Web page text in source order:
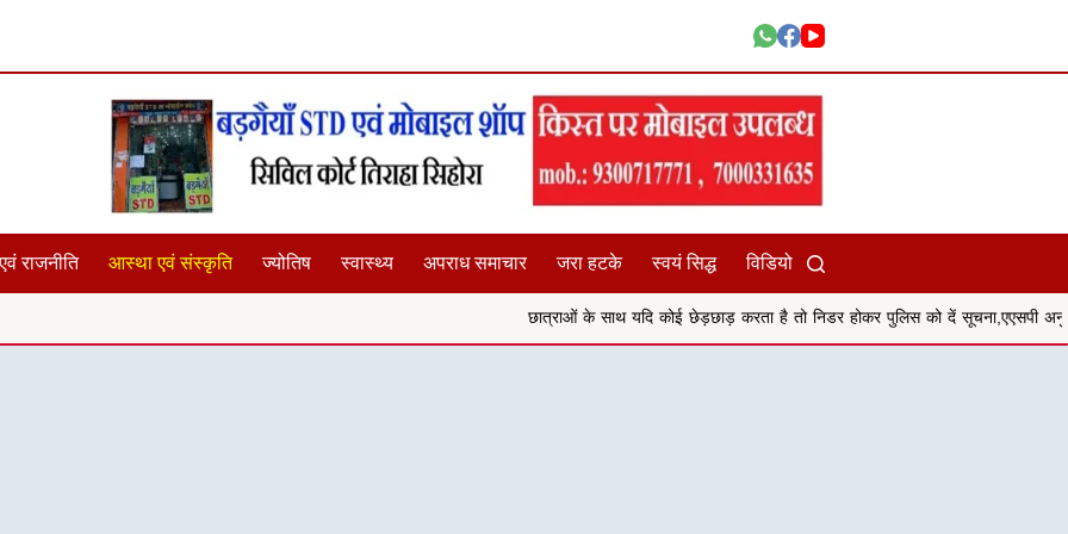
राजनीति आस्था एवं संस्कृति ज्योतिष स्वास्थ्य अपराध समाचार जरा हटके स्वयं सिद्ध विडियो
छात्राओं के साथ यदि कोई छेड़छाड़ करता है तो निडर होकर पुलिस को दें सूचना,एएसपी अनु बेनिवाल